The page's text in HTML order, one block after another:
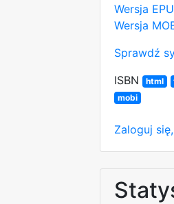
Wersja
Wersja
Sprawdź
ISBN
html
mobi
Zaloguj